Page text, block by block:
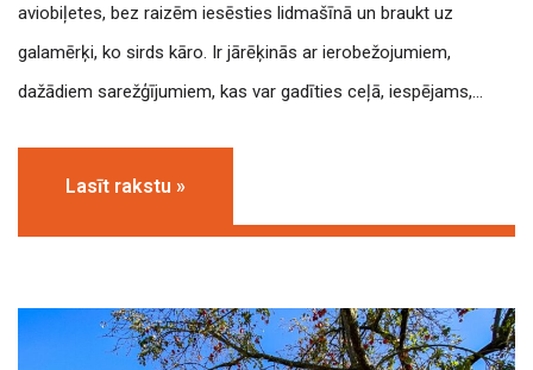
aviobiļetes, bez raizēm iesēsties lidmašīnā un braukt uz
galamērķi, ko sirds kāro. Ir jārēķinās ar ierobežojumiem,
dažādiem sarežģījumiem, kas var gadīties ceļā, iespējams,…
Lasīt rakstu »